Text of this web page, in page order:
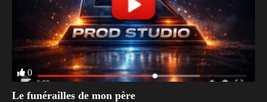
0
Le funérailles de mon père